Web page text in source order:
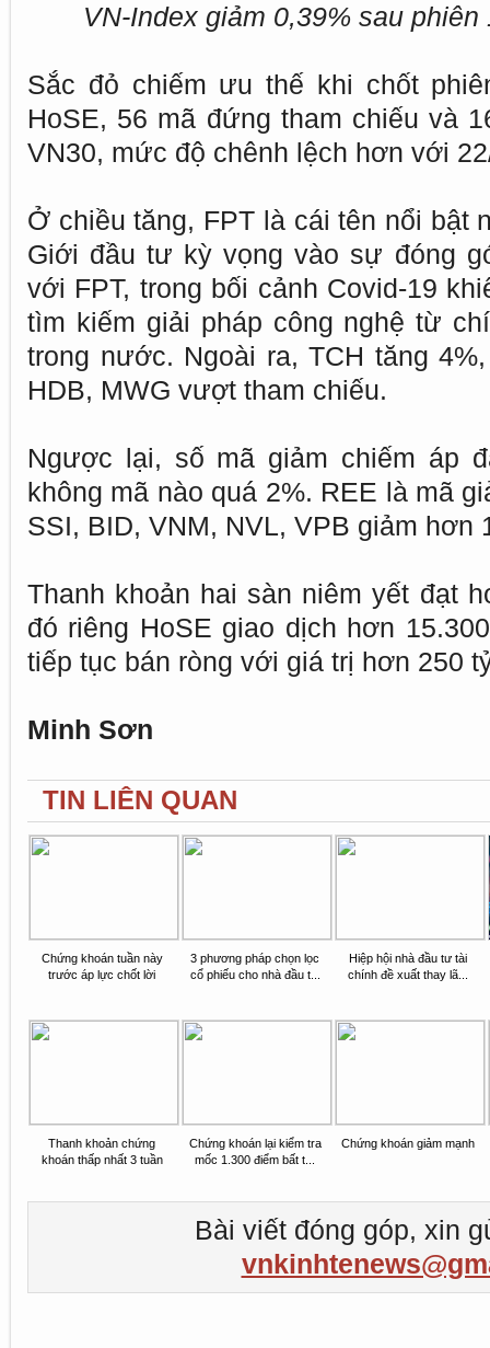
VN-Index giảm 0,39% sau
Sắc đỏ chiếm ưu thế khi chốt
HoSE, 56 mã đứng tham chiếu và
VN30, mức độ chênh lệch hơn với
Ở chiều tăng, FPT là cái tên nổi bật
Giới đầu tư kỳ vọng vào sự đóng
với FPT, trong bối cảnh Covid-19
tìm kiếm giải pháp công nghệ từ
trong nước. Ngoài ra, TCH tăng
HDB, MWG vượt tham chiếu.
Ngược lại, số mã giảm chiếm áp
không mã nào quá 2%. REE là mã
SSI, BID, VNM, NVL, VPB giảm hơn
Thanh khoản hai sàn niêm yết đạt
đó riêng HoSE giao dịch hơn
tiếp tục bán ròng với giá trị hơn 250
Minh Sơn
TIN LIÊN QUAN
Chứng khoán tuần này
trước áp lực chốt lời
3 phương pháp chọn lọc
cổ phiếu cho nhà đầu t...
Hiệp hội nhà đầu tư tài
chính đề xuất thay lã...
Thanh khoản chứng
khoán thấp nhất 3 tuần
Chứng khoán lại kiểm tra
mốc 1.300 điểm bất t...
Chứng khoán giảm mạnh
Bài viết đóng góp, xin